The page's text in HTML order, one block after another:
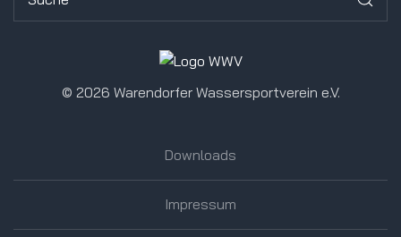
© 2026 Warendorfer Wassersportverein e.V.
Downloads
Impressum